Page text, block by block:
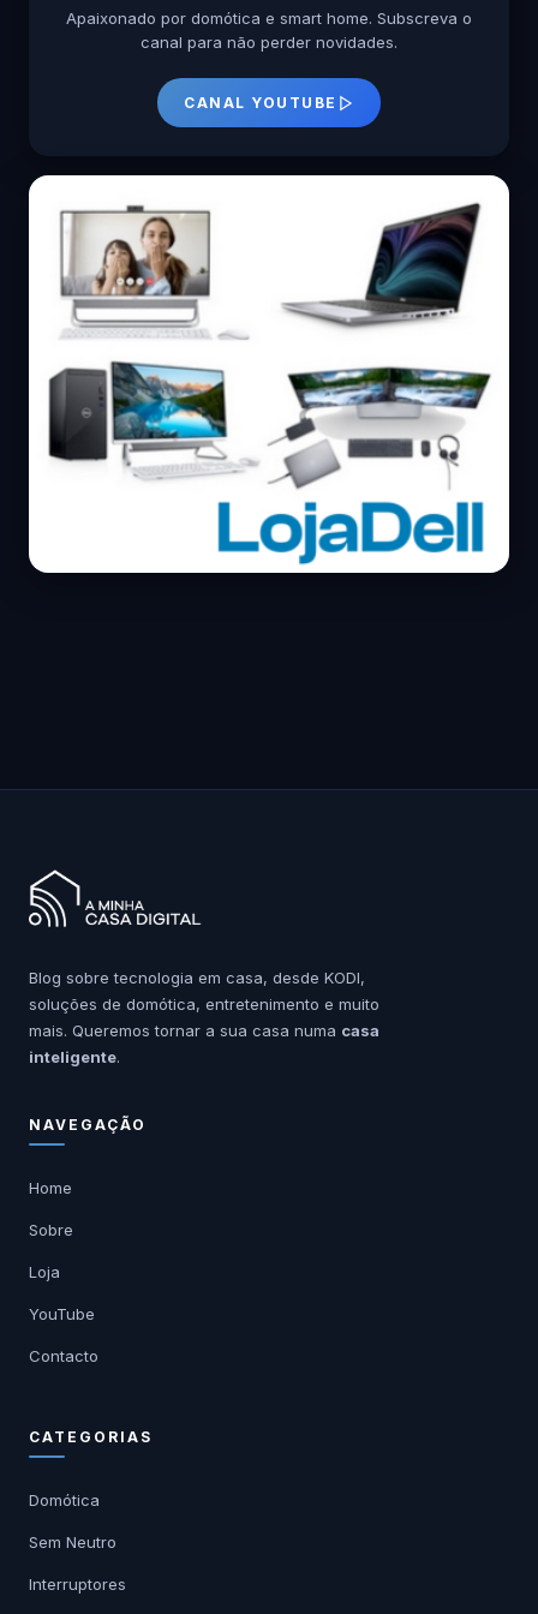
Apaixonado por domótica e smart home. Subscreva o
canal para não perder novidades.
CANAL YOUTUBE
Blog sobre tecnologia em casa, desde KODI,
soluções de domótica, entretenimento e muito
mais. Queremos tornar a sua casa numa casa
inteligente.
NAVEGAÇÃO
Home
Sobre
Loja
YouTube
Contacto
CATEGORIAS
Domótica
Sem Neutro
Interruptores